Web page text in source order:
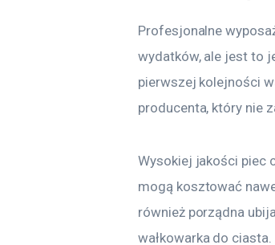
Profesjonalne
wydatków, ale jest to
pierwszej kolejności
producenta, który nie
Wysokiej jakości piec
mogą kosztować
również porządna
wałkowarka do ciasta.